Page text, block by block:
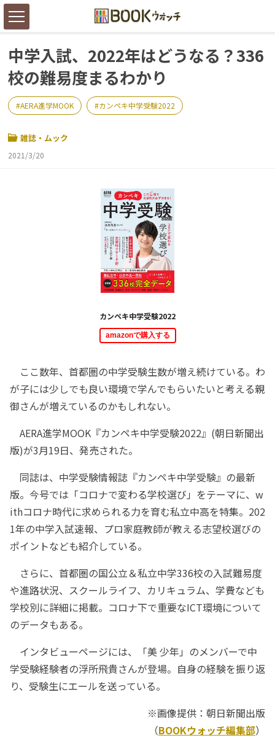
中学入試、2022年はどうなる？336
校の難易度まるわかり
AERA進学MOOK カンペキ中学受験2022
雑誌・ムック
2021/3/20
カンペキ中学受験2022
amazonで購入する
ここ数年、首都圏の中学受験生数が増え続けている。わ
が子には少しでも良い環境で学んでもらいたいと考える親
御さんが増えているのかもしれない。
AERA進学MOOK『カンペキ中学受験2022』(朝日新聞出
版)が3月19日、発売された。
同誌は、中学受験情報誌『カンペキ中学受験』の最新
版。今号では「コロナで変わる学校選び」をテーマに、w
ithコロナ時代に求められる力を育む私立中高を特集。202
1年の中学入試速報、プロ家庭教師が教える志望校選びの
ポイントなども紹介している。
さらに、首都圏の国公立＆私立中学336校の入試難易度
や進路状況、スクールライフ、カリキュラム、学費なども
学校別に詳細に掲載。コロナ下で重要なICT環境について
のデータもある。
インタビューページには、「美 少年」のメンバーで中
学受験経験者の浮所飛貴さんが登場。自身の経験を振り返
り、受験生にエールを送っている。
※画像提供：朝日新聞出版
（BOOKウォッチ編集部）